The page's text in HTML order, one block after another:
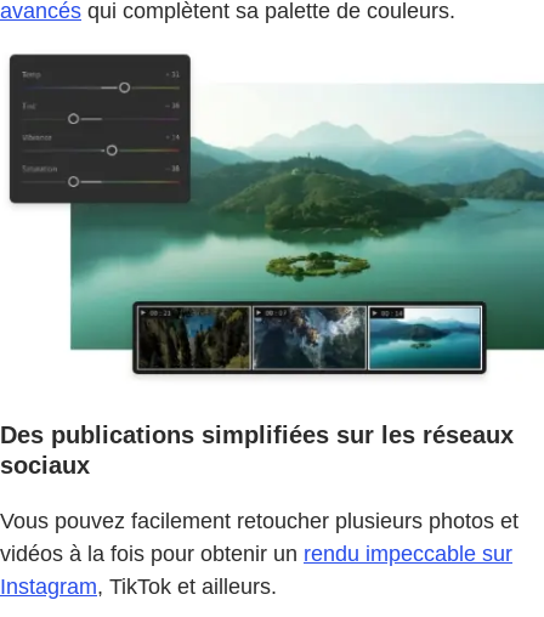
avancés qui complètent sa palette de couleurs.
Des publications simplifiées sur les réseaux
sociaux
Vous pouvez facilement retoucher plusieurs photos et
vidéos à la fois pour obtenir un rendu impeccable sur
Instagram, TikTok et ailleurs.